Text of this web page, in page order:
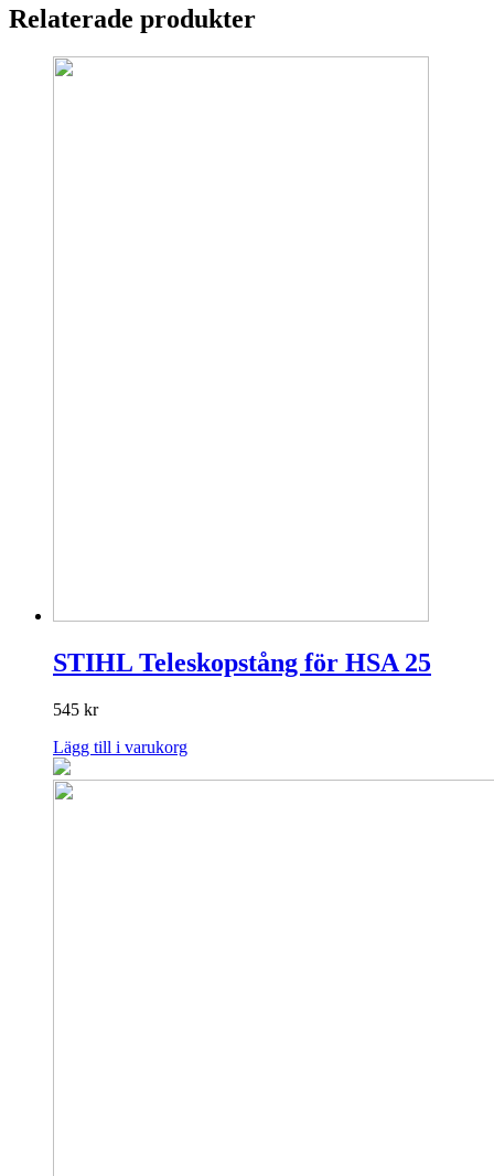
Relaterade produkter
STIHL Teleskopstång för HSA 25
545 kr
Lägg till i varukorg